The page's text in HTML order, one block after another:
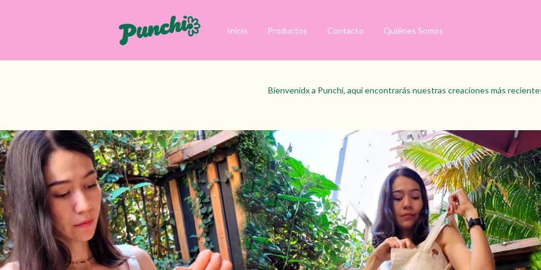
Inicio Productos Contacto Quiénes Somos
Bienvenidx a Punchi, aqui encontrarás nuestras creaciones más